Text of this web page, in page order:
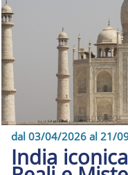
dal 03/04/2026 al 21/
India